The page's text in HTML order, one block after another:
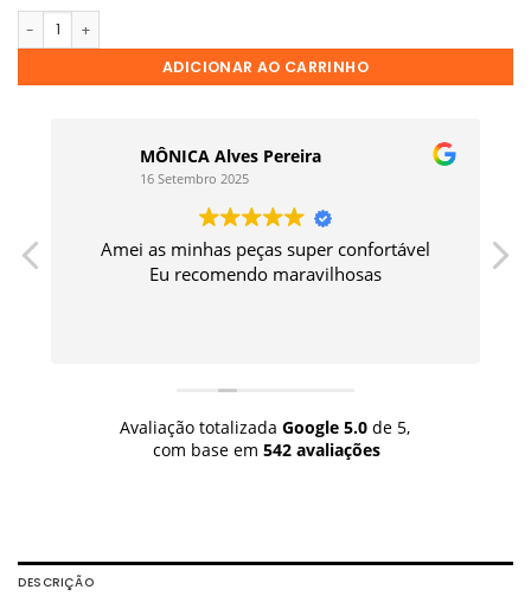
ADICIONAR AO CARRINHO
MÔNICA Alves Pereira
16 Setembro 2025
Amei as minhas peças super confortável
Eu recomendo maravilhosas
Avaliação totalizada Google 5.0de 5,
com base em 542 avaliações
DESCRIÇÃO